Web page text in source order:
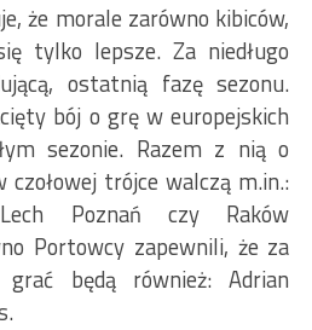
że morale zarówno kibiców,
tylko lepsze. Za niedługo
ostatnią fazę sezonu.
bój o grę w europejskich
sezonie. Razem z nią o
czołowej trójce walczą m.in.:
Poznań czy Raków
Portowcy zapewnili, że za
będą również: Adrian